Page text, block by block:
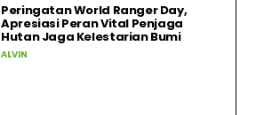
Peringatan World Ranger Day,
Apresiasi Peran Vital Penjaga
Hutan Jaga Kelestarian Bumi
ALVIN